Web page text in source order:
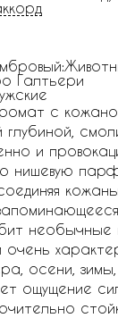
Галтьери
с
и
нишевую
необычные
осени, зимы,
ощущение